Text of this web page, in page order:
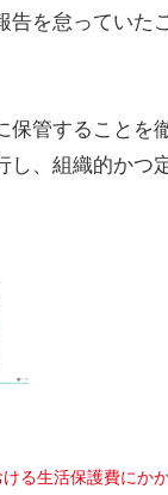
を怠っていた
管すること
、組織的かつ
生活保護費にか